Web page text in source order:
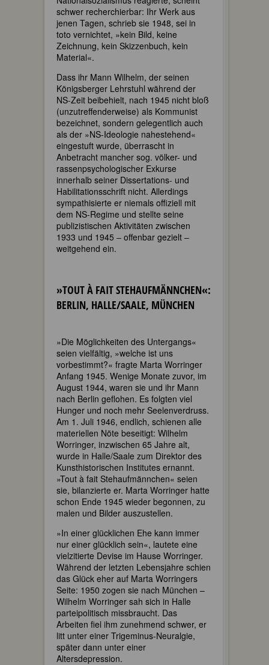
schwer recherchierbar: Ihr Werk aus
jenen Tagen, schrieb sie 1948, sei in
toto vernichtet, »kein Bild, keine
Zeichnung, kein Skizzenbuch, kein
Material«.
Dass ihr Mann Wilhelm, der seinen
Königsberger Lehrstuhl während der
NS-Zeit beibehielt, nach 1945 nicht bloß
(unzutreffenderweise) als Kommunist
bezeichnet, sondern gelegentlich auch
als der »NS-Ideologie nahestehend«
eingestuft wurde, überrascht in
Anbetracht mancher sog. völker- und
rassenpsychologischer Exkurse
innerhalb seiner Dissertations- und
Habilitationsschrift nicht. Allerdings
sympathisierte er niemals offiziell mit
dem NS-Regime und stellte seine
publizistischen Aktivitäten zwischen
1933 und 1945 – offenbar gezielt –
weitgehend ein.
»TOUT À FAIT STEHAUFMÄNNCHEN«:
BERLIN, HALLE/SAALE, MÜNCHEN
»Die Möglichkeiten des Untergangs«
seien vielfältig, »welche ist uns
vorbestimmt?« fragte Marta Worringer
Anfang 1945. Wenige Monate zuvor, im
August 1944, waren sie und ihr Mann
nach Berlin geflohen. Es folgten viel
Hunger und noch mehr Seelenverdruss.
Am 1. Juli 1946, endlich, schienen alle
materiellen Nöte beseitigt: Wilhelm
Worringer, inzwischen 65 Jahre alt,
wurde in Halle/Saale zum Direktor des
Kunsthistorischen Institutes ernannt.
»Tout à fait Stehaufmännchen« seien
sie, bilanzierte er. Marta Worringer hatte
schon Ende 1945 wieder begonnen, zu
malen und Bilder auszustellen.
»In einer glücklichen Ehe kann immer
nur einer glücklich sein«, lautete eine
vielzitierte Devise im Hause Worringer.
Während der letzten Lebensjahre schien
das Glück eher auf Marta Worringers
Seite: 1950 zogen sie nach München –
Wilhelm Worringer sah sich in Halle
parteipolitisch missbraucht. Das
Arbeiten fiel ihm zunehmend schwer, er
litt unter einer Trigeminus-Neuralgie,
später dann unter einer
Altersdepression.